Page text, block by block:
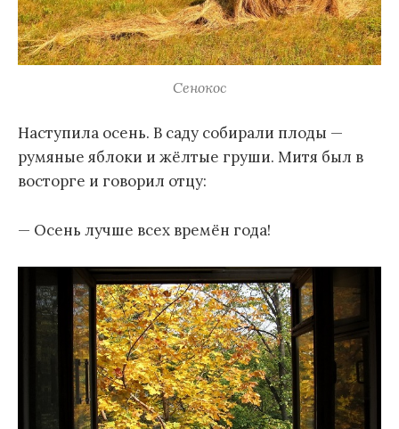
Сенокос
Наступила осень. В саду собирали плоды —
румяные яблоки и жёлтые груши. Митя был в
восторге и говорил отцу:
— Осень лучше всех времён года!